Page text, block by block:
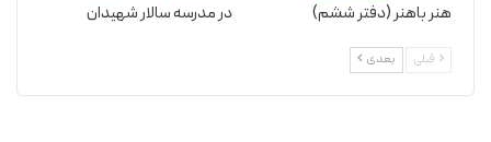
هنر باهنر (دفتر ششم) در مدرسه سالار شهیدان
قبلی بعدی